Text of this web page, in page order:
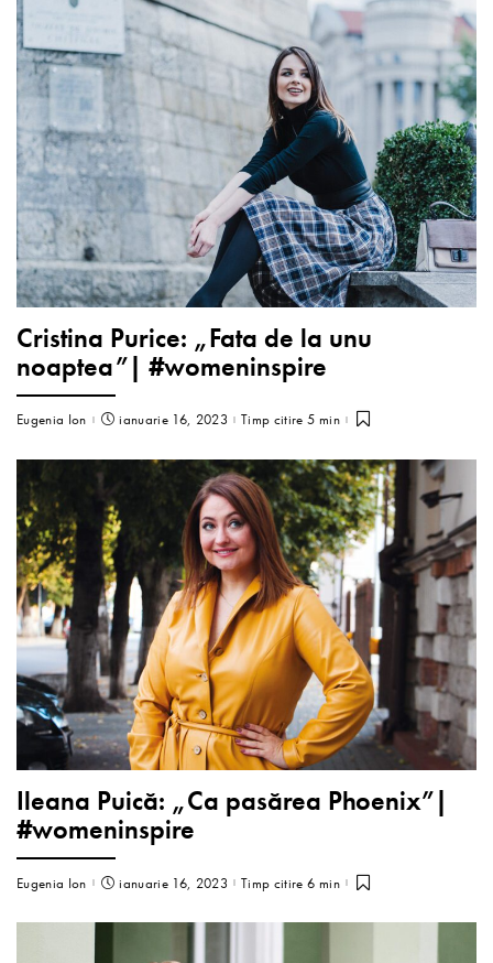
Cristina Purice: „Fata de la unu
noaptea”| #womeninspire
Eugenia Ion ianuarie 16, 2023 Timp citire 5 min
Ileana Puică: „Ca pasărea Phoenix”|
#womeninspire
Eugenia Ion ianuarie 16, 2023 Timp citire 6 min